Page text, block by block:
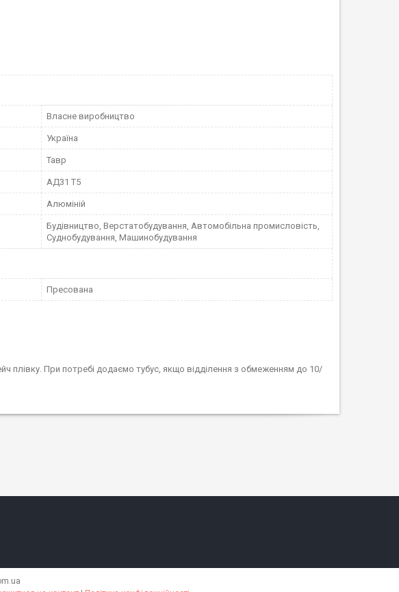
Власне виробництво
Україна
Тавр
АД31 Т5
Алюміній
Будівництво, Верстатобудування, Автомобільна промисловість,
Суднобудування, Машинобудування
Пресована
плівку. При потребі додаємо тубус, якщо відділення з обмеженням до 10/